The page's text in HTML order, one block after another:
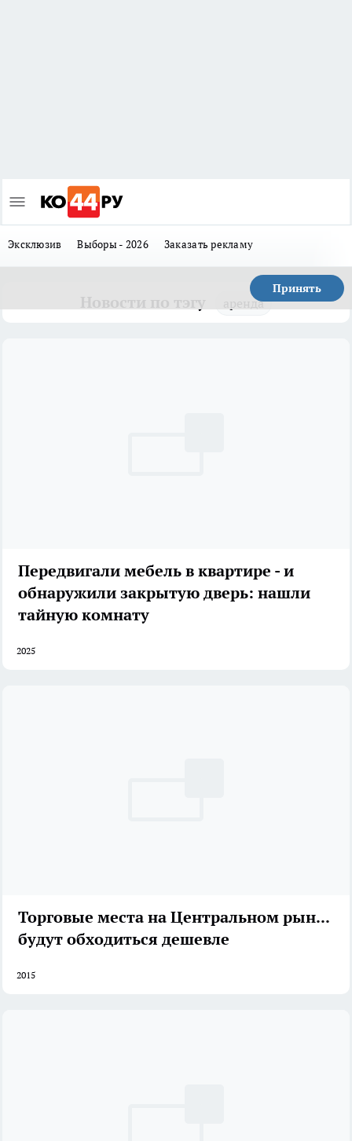
Эксклюзив Выборы - 2026 Заказать рекламу
Принять
аренда
Передвигали мебель в квартире - и
обнаружили закрытую дверь: нашли
тайную комнату
2025
Торговые места на Центральном рынке
будут обходиться дешевле
2015